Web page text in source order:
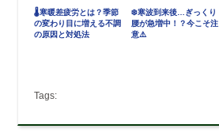
🌡️寒暖差疲労とは？季節
の変わり目に増える不調
の原因と対処法
❄️寒波到来後…ぎっくり
腰が急増中！？今こそ注
意⚠️
Tags: